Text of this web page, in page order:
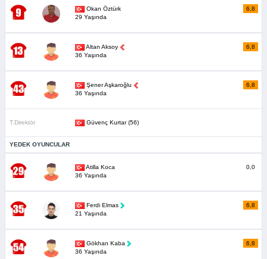
Okan Öztürk
29 Yaşında
6,8
Altan Aksoy
36 Yaşında
6,8
Şener Aşkaroğlu
36 Yaşında
6,8
T.Direktör Güvenç Kurtar (56)
YEDEK OYUNCULAR
Atilla Koca
36 Yaşında
0,0
Ferdi Elmas
21 Yaşında
6,8
Gökhan Kaba
36 Yaşında
6,8